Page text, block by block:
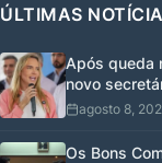
ÚLTIMAS
Após queda
novo
agosto 8,
Os Bons